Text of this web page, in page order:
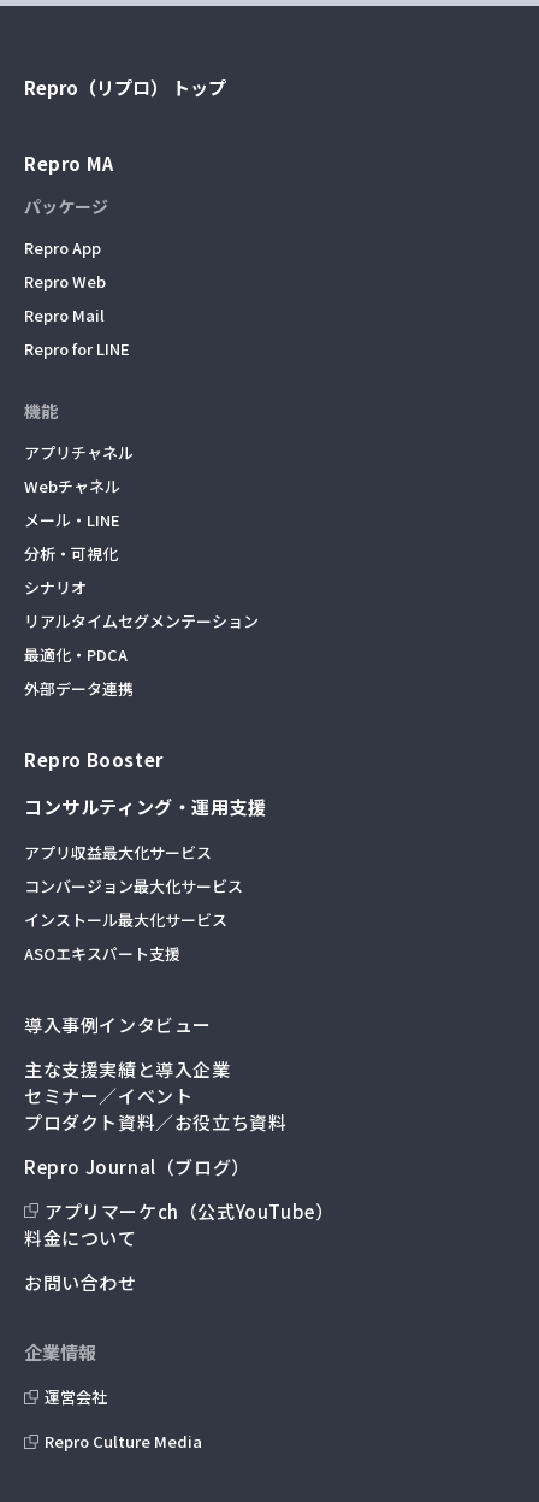
Repro（リプロ） トップ
Repro MA
パッケージ
Repro App
Repro Web
Repro Mail
Repro for LINE
機能
アプリチャネル
Webチャネル
メール・LINE
分析・可視化
シナリオ
リアルタイムセグメンテーション
最適化・PDCA
外部データ連携
Repro Booster
コンサルティング・運用支援
アプリ収益最大化サービス
コンバージョン最大化サービス
インストール最大化サービス
ASOエキスパート支援
導入事例インタビュー
主な支援実績と導入企業
セミナー／イベント
プロダクト資料／お役立ち資料
Repro Journal（ブログ）
アプリマーケch（公式YouTube）
料金について
お問い合わせ
企業情報
運営会社
Repro Culture Media